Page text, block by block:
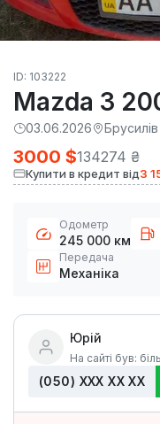
ID: 103222
Mazda 3
03.06.2026 Брусилів
3000 $134274 ₴
Купити в кредит від3
Одометр
245 000 км
Передача
Механіка
Юрій
На сайті був:
(050) ХХХ ХХ ХХ